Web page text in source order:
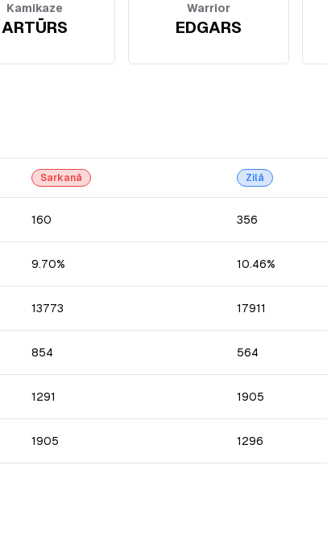
Kamikaze
ARTŪRS
Warrior
EDGARS
Sarkanā Zilā
160 356
9.70% 10.46%
13773 17911
854 564
1291 1905
1905 1296